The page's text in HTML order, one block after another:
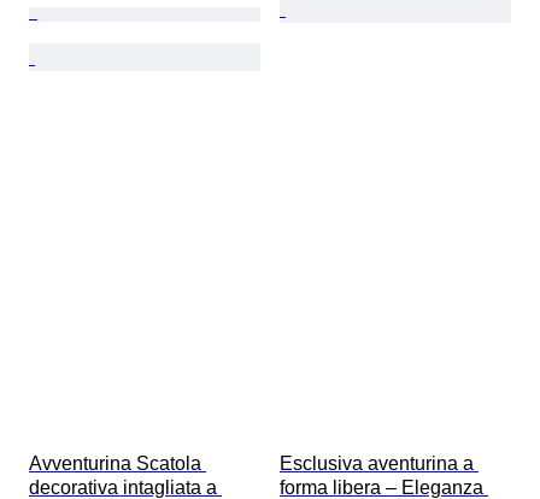
Avventurina Scatola
decorativa intagliata a
Esclusiva aventurina a
forma libera – Eleganza